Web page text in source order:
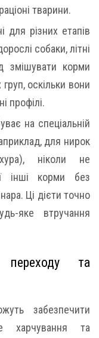
тварини.
для різних етапів
собаки, літні
змішувати корми
оскільки вони
профілі.
на спеціальній
для нирок
ніколи не
інші корми без
Ці дієти точно
яке втручання
та
забезпечити
харчування та